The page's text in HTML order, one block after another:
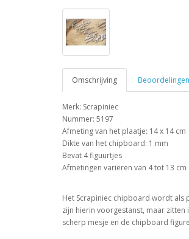
Omschrijving Beoordelingen
Merk: Scrapiniec
Nummer: 5197
Afmeting van het plaatje: 14 x 14 cm
Dikte van het chipboard: 1 mm
Bevat 4 figuurtjes
Afmetingen variëren van 4 tot 13 cm
Het Scrapiniec chipboard wordt als
zijn hierin voorgestanst, maar
scherp mesje en de chipboard